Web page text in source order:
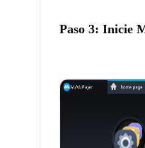
Paso 3: Inicie